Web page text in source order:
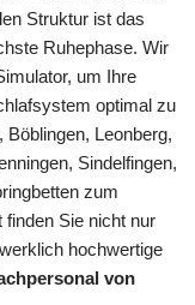
Struktur ist das
Ruhephase. Wir
um Ihre
optimal zu
Leonberg,
Sindelfingen,
zum
Sie nicht nur
hochwertige
von